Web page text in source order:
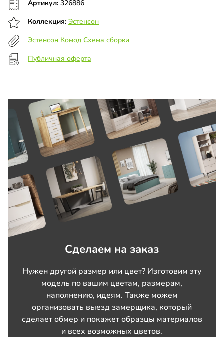
Артикул: 326886
Коллекция: Эстенсон
Эстенсон Комод Схема сборки
Публичная оферта
Сделаем на заказ
Нужен другой размер или цвет? Изготовим эту
модель по вашим цветам, размерам,
наполнению, идеям. Также можем
организовать выезд замерщика, который
сделает обмер и покажет образцы материалов
и всех возможных цветов.